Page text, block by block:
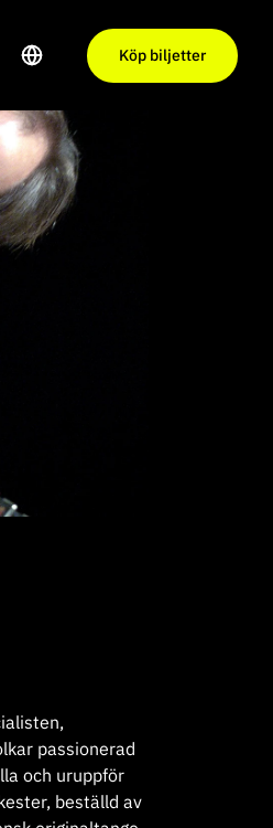
Köp biljetter
passionerad
och uruppför
beställd av